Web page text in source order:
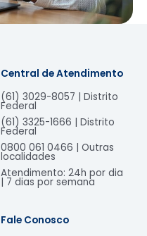
Central de Atendimento
(61) 3029-8057 | Distrito
Federal
(61) 3325-1666 | Distrito
Federal
0800 061 0466 | Outras
localidades
Atendimento: 24h por dia
| 7 dias por semana
Fale Conosco